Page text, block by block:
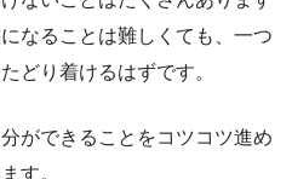
なることは難しくても、一つ
どり着けるはずです。
ができることをコツコツ進め
す。